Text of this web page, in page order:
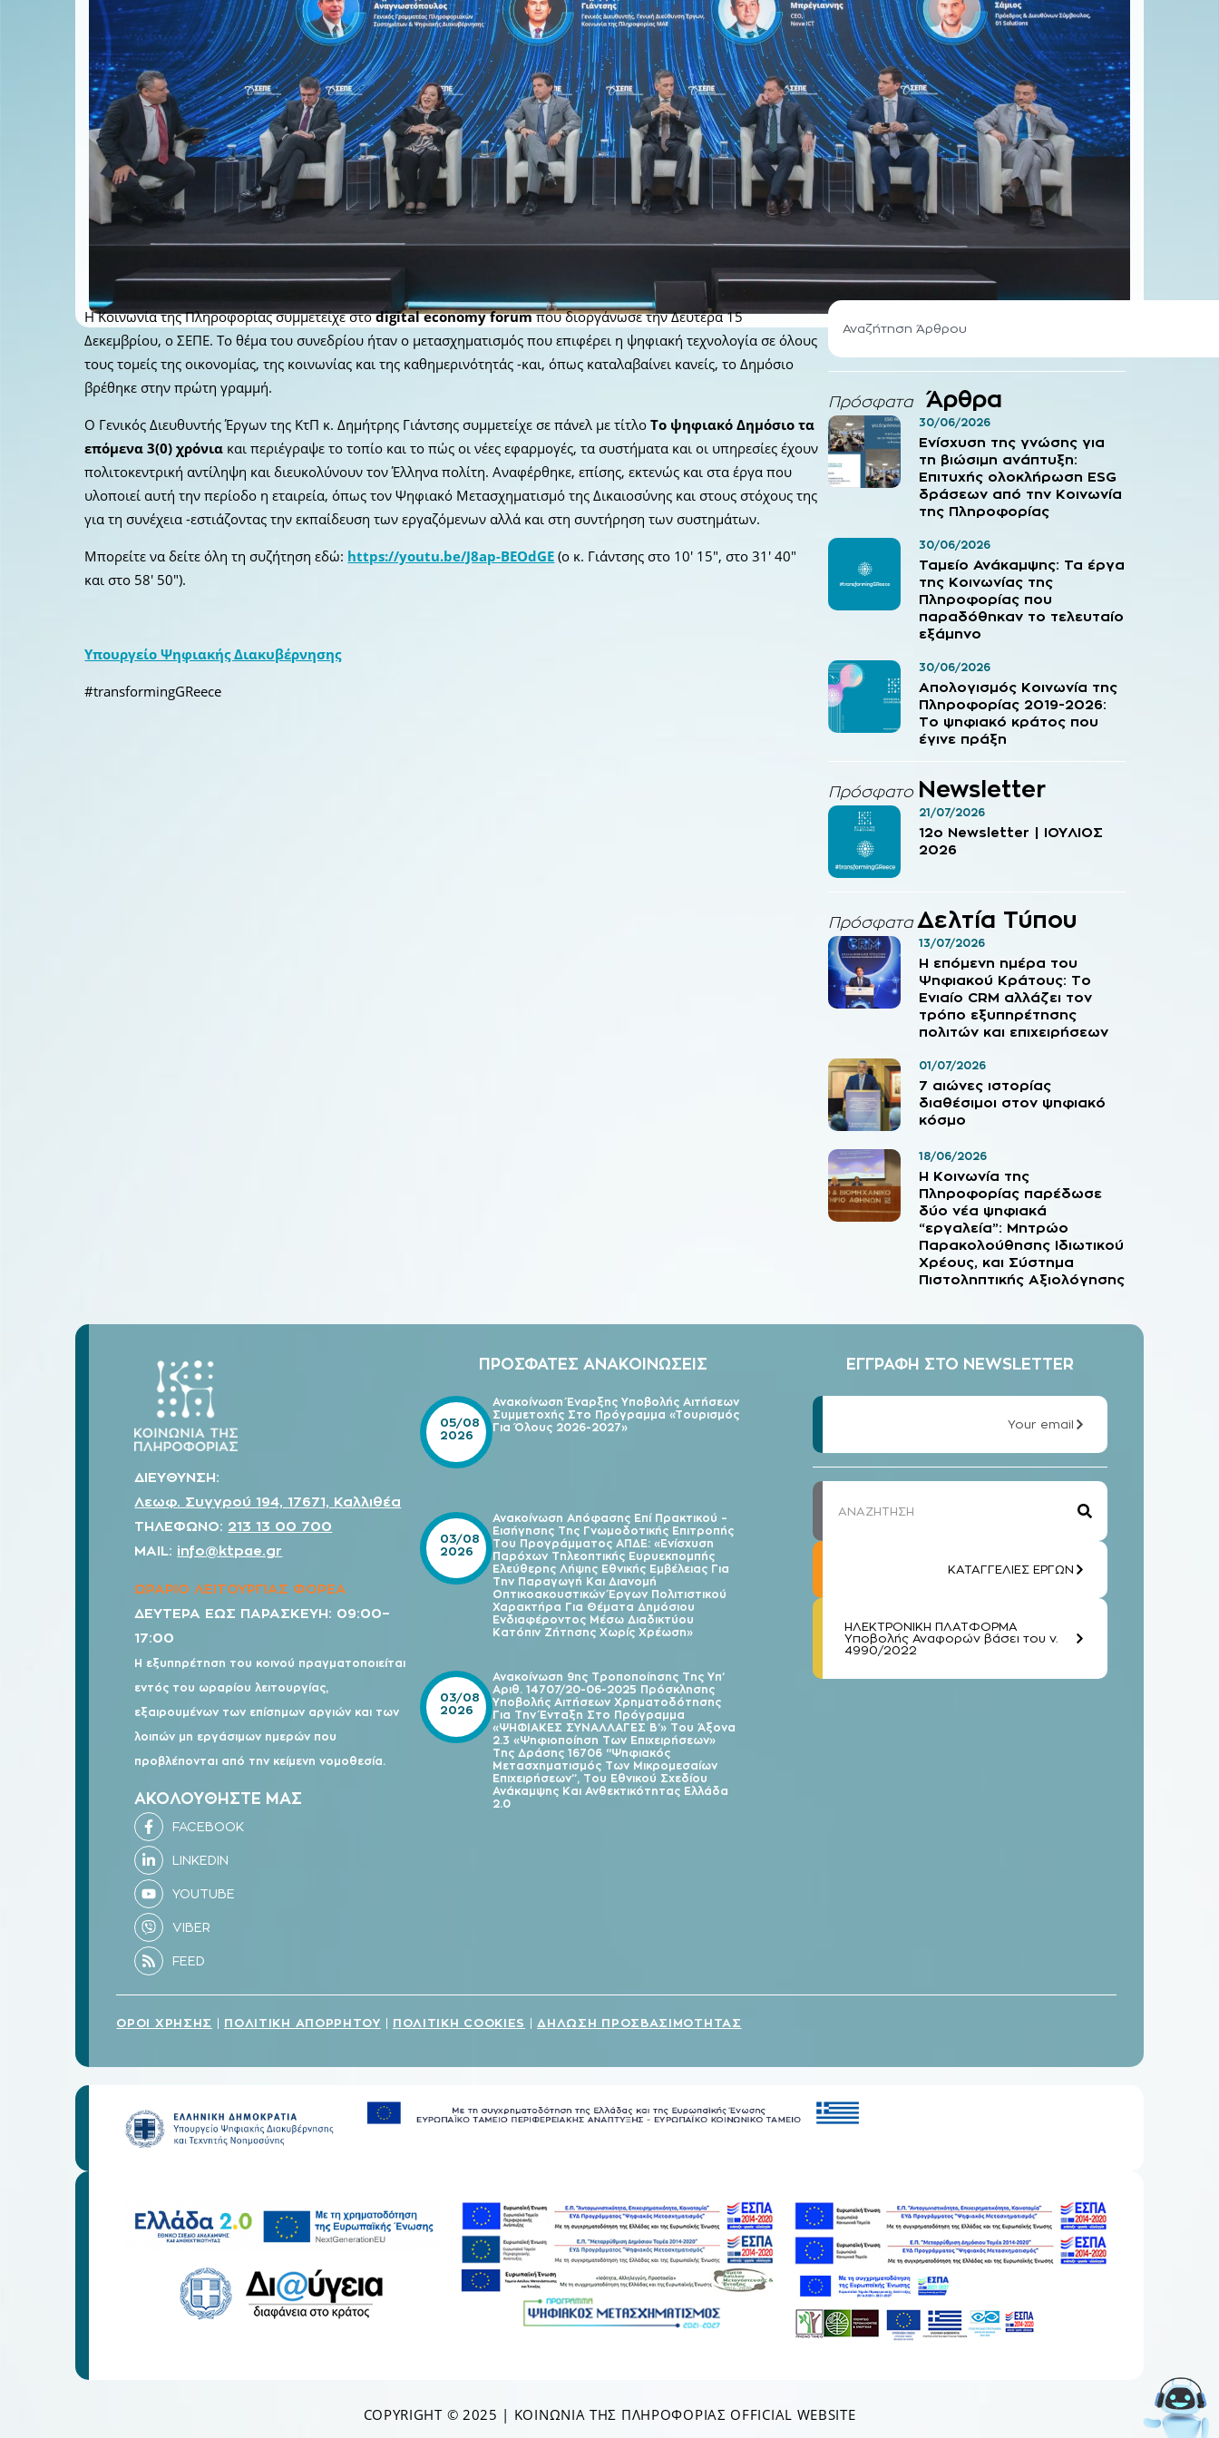
Η Κοινωνία της Πληροφορίας συμμετείχε στοdigital economy forumπου διοργάνωσε την Δευτέρα 15
Δεκεμβρίου, ο ΣΕΠΕ. Το θέμα του συνεδρίου ήταν ο μετασχηματισμός που επιφέρει η ψηφιακή τεχνολογία σε όλους
τους τομείς της οικονομίας, της κοινωνίας και της καθημερινότητάς -και, όπως καταλαβαίνει κανείς, το Δημόσιο
βρέθηκε στην πρώτη γραμμή.
Ο Γενικός Διευθυντής Έργων της ΚτΠ κ. Δημήτρης Γιάντσης συμμετείχε σε πάνελ με τίτλοΤο ψηφιακό Δημόσιο τα
επόμενα 3(0) χρόνια και περιέγραψε το τοπίο και το πώς οι νέες εφαρμογές, τα συστήματα και οι υπηρεσίες έχουν
πολιτοκεντρική αντίληψη και διευκολύνουν τον Έλληνα πολίτη. Αναφέρθηκε, επίσης, εκτενώς και στα έργα που
υλοποιεί αυτή την περίοδο η εταιρεία, όπως τον Ψηφιακό Μετασχηματισμό της Δικαιοσύνης και στους στόχους της
για τη συνέχεια -εστιάζοντας την εκπαίδευση των εργαζόμενων αλλά και στη συντήρηση των συστημάτων.
Μπορείτε να δείτε όλη τη συζήτηση εδώ: https://youtu.be/J8ap-BEOdGE (ο κ. Γιάντσης στο 10′ 15″, στο 31′ 40″
και στο 58′ 50″).
Υπουργείο Ψηφιακής Διακυβέρνησης
#transformingGReece
Πρόσφατα Άρθρα
Ενίσχυση της γνώσης για
τη βιώσιμη ανάπτυξη:
Επιτυχής ολοκλήρωση ESG
δράσεων από την Κοινωνία
της Πληροφορίας
30/06/2026
Ταμείο Ανάκαμψης: Τα έργα
της Κοινωνίας της
Πληροφορίας που
παραδόθηκαν το τελευταίο
εξάμηνο
30/06/2026
Απολογισμός Κοινωνία της
Πληροφορίας 2019-2026:
Το ψηφιακό κράτος που
έγινε πράξη
30/06/2026
Πρόσφατο Newsletter
12o Newsletter | ΙΟΥΛΙΟΣ
2026
21/07/2026
Πρόσφατα Δελτία Τύπου
Η επόμενη ημέρα του
Ψηφιακού Κράτους: Το
Ενιαίο CRM αλλάζει τον
τρόπο εξυπηρέτησης
πολιτών και επιχειρήσεων
13/07/2026
7 αιώνες ιστορίας
διαθέσιμοι στον ψηφιακό
κόσμο
01/07/2026
Η Κοινωνία της
Πληροφορίας παρέδωσε
δύο νέα ψηφιακά
“εργαλεία”: Μητρώο
Παρακολούθησης Ιδιωτικού
Χρέους, και Σύστημα
Πιστοληπτικής Αξιολόγησης
18/06/2026
ΔΙΕΥΘΥΝΣΗ:
Λεωφ. Συγγρού 194, 17671, Καλλιθέα
ΤΗΛΕΦΩΝΟ: 213 13 00 700
MAIL: info@ktpae.gr
ΩΡΑΡΙΟ ΛΕΙΤΟΥΡΓΙΑΣ ΦΟΡΕΑ
ΔΕΥΤΕΡΑ ΕΩΣ ΠΑΡΑΣΚΕΥΗ: 09:00–
17:00
Η εξυπηρέτηση του κοινού πραγματοποιείται
εντός του ωραρίου λειτουργίας,
εξαιρουμένων των επίσημων αργιών και των
λοιπών μη εργάσιμων ημερών που
προβλέπονται από την κείμενη νομοθεσία.
ΑΚΟΛΟΥΘΗΣΤΕ ΜΑΣ
ΠΡΟΣΦΑΤΕΣ ΑΝΑΚΟΙΝΩΣΕΙΣ
Ανακοίνωση Έναρξης Υποβολής Αιτήσεων
Συμμετοχής Στο Πρόγραμμα «Τουρισμός
Για Όλους 2026-2027»
05/08
2026
Ανακοίνωση Απόφασης Επί Πρακτικού –
Εισήγησης Της Γνωμοδοτικής Επιτροπής
Του Προγράμματος ΑΠΔΕ: «Ενίσχυση
Παρόχων Τηλεοπτικής Ευρυεκπομπής
Ελεύθερης Λήψης Εθνικής Εμβέλειας Για
Την Παραγωγή Και Διανομή
Οπτικοακουστικών Έργων Πολιτιστικού
Χαρακτήρα Για Θέματα Δημόσιου
Ενδιαφέροντος Μέσω Διαδικτύου
Κατόπιν Ζήτησης Χωρίς Χρέωση»
03/08
2026
Ανακοίνωση 9ης Τροποποίησης Της Υπ’
Αριθ. 14707/20-06-2025 Πρόσκλησης
Υποβολής Αιτήσεων Χρηματοδότησης
Για Την Ένταξη Στο Πρόγραμμα
«ΨΗΦΙΑΚΕΣ ΣΥΝΑΛΛΑΓΕΣ Β’» Του Άξονα
2.3 «Ψηφιοποίηση Των Επιχειρήσεων»
Της Δράσης 16706 “Ψηφιακός
Μετασχηματισμός Των Μικρομεσαίων
Επιχειρήσεων”, Του Εθνικού Σχεδίου
Ανάκαμψης Και Ανθεκτικότητας Ελλάδα
2.0
03/08
2026
ΕΓΓΡΑΦΗ ΣΤΟ NEWSLETTER
Your email
ΚΑΤΑΓΓΕΛΙΕΣ ΕΡΓΩΝ
ΗΛΕΚΤΡΟΝΙΚΗ ΠΛΑΤΦΟΡΜΑ
Υποβολής Αναφορών βάσει του ν.
4990/2022
ΟΡΟΙ ΧΡΗΣΗΣ ΠΟΛΙΤΙΚΗ ΑΠΟΡΡΗΤΟΥ ΠΟΛΙΤΙΚΗ COOKIES ΔΗΛΩΣΗ ΠΡΟΣΒΑΣΙΜΟΤΗΤΑΣ
COPYRIGHT © 2025 | ΚΟΙΝΩΝΊΑ ΤΗΣ ΠΛΗΡΟΦΟΡΊΑΣ OFFICIAL WEBSITE